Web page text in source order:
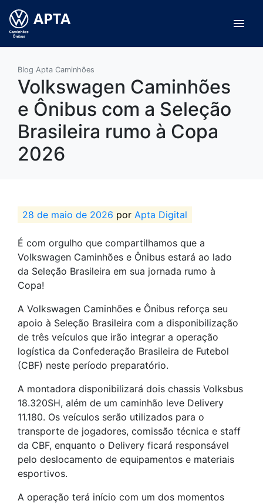
menu
Blog Apta Caminhões
Volkswagen Caminhões
e Ônibus com a Seleção
Brasileira rumo à Copa
2026
28 de maio de 2026 por Apta Digital
É com orgulho que compartilhamos que a
Volkswagen Caminhões e Ônibus estará ao lado
da Seleção Brasileira em sua jornada rumo à
Copa!
A Volkswagen Caminhões e Ônibus reforça seu
apoio à Seleção Brasileira com a disponibilização
de três veículos que irão integrar a operação
logística da Confederação Brasileira de Futebol
(CBF) neste período preparatório.
A montadora disponibilizará dois chassis Volksbus
18.320SH, além de um caminhão leve Delivery
11.180. Os veículos serão utilizados para o
transporte de jogadores, comissão técnica e staff
da CBF, enquanto o Delivery ficará responsável
pelo deslocamento de equipamentos e materiais
esportivos.
A operação terá início com um dos momentos